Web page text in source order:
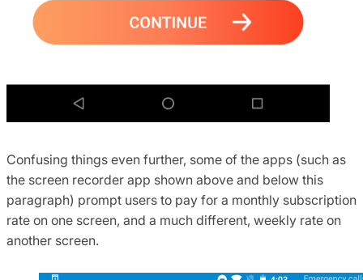
Confusing things even further, some of the apps (such as
the screen recorder app shown above and below this
paragraph) prompt users to pay for a monthly subscription
rate on one screen, and a much different, weekly rate on
another screen.